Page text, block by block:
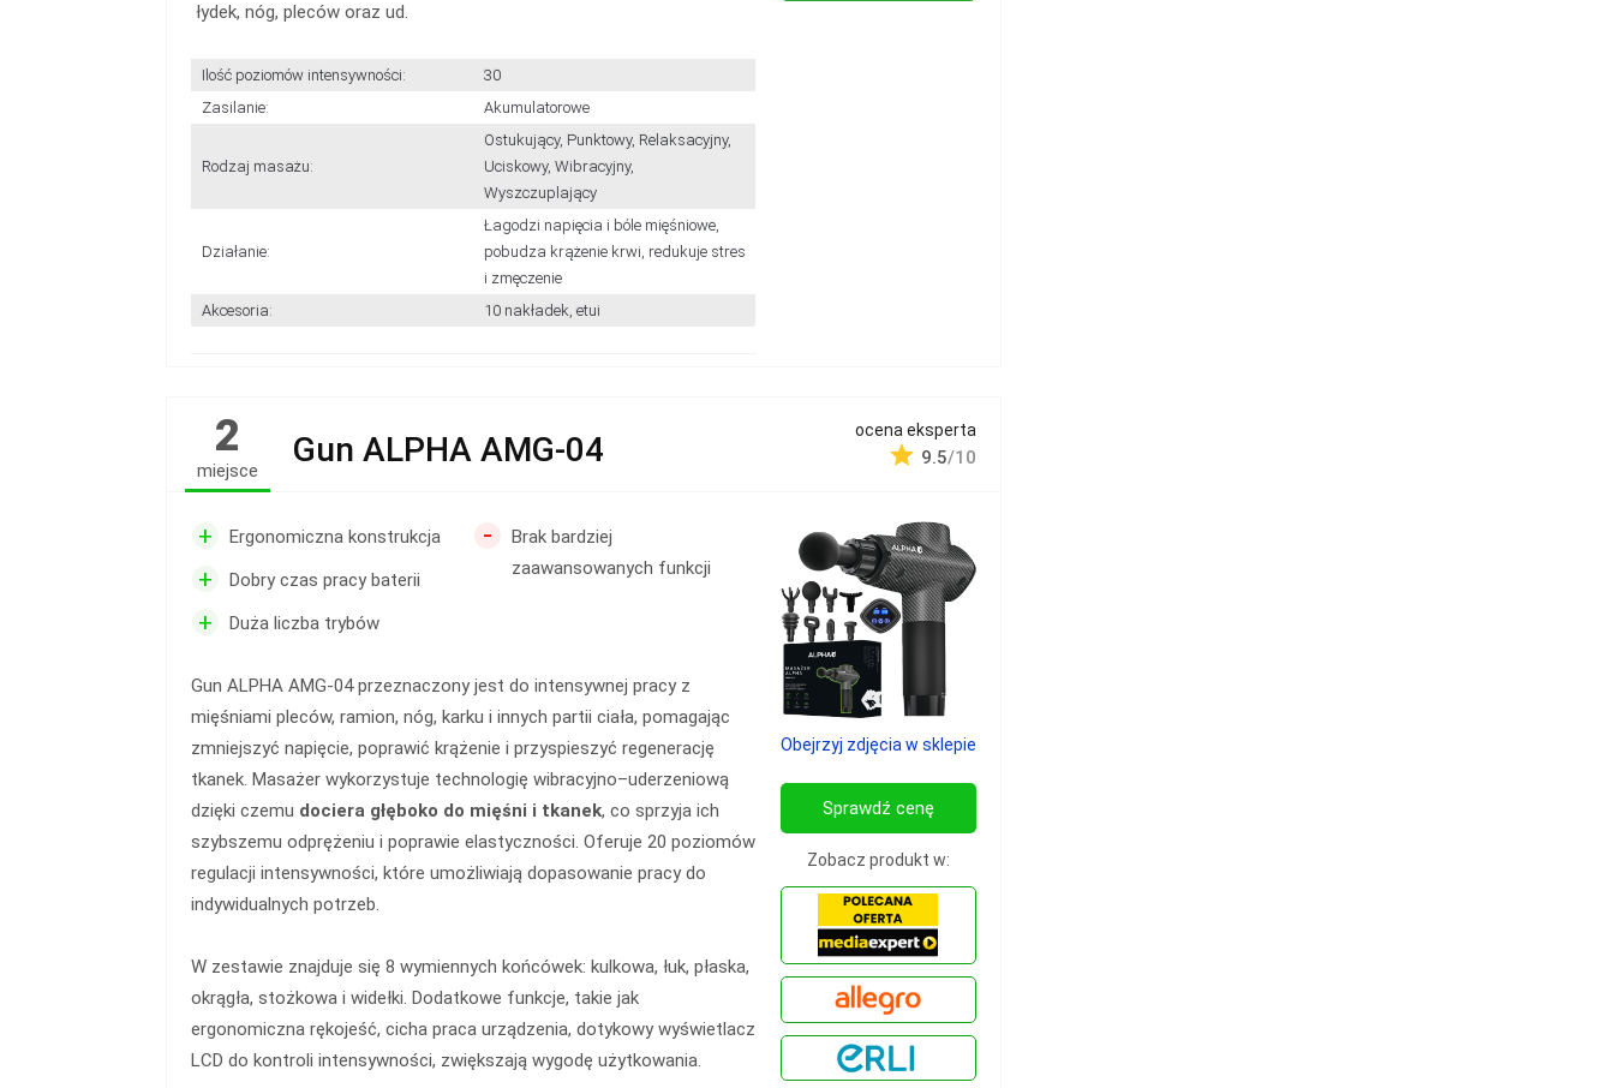
łydek, nóg, pleców oraz ud.
Ilość poziomów intensywności:
30
Zasilanie:
Akumulatorowe
Rodzaj masażu:
Ostukujący, Punktowy, Relaksacyjny,
Uciskowy, Wibracyjny,
Wyszczuplający
Działanie:
Łagodzi napięcia i bóle mięśniowe,
pobudza krążenie krwi, redukuje stres
i zmęczenie
Akcesoria:
10 nakładek, etui
2
miejsce
Gun ALPHA AMG-04 ocena eksperta
9.5/10
+ Ergonomiczna konstrukcja
+ Dobry czas pracy baterii
+ Duża liczba trybów
-
Brak bardziej
zaawansowanych funkcji
Gun ALPHA AMG-04 przeznaczony jest do intensywnej pracy z
mięśniami pleców, ramion, nóg, karku i innych partii ciała, pomagając
zmniejszyć napięcie, poprawić krążenie i przyspieszyć regenerację
tkanek. Masażer wykorzystuje technologię wibracyjno–uderzeniową
dzięki czemu dociera głęboko do mięśni i tkanek, co sprzyja ich
szybszemu odprężeniu i poprawie elastyczności. Oferuje 20 poziomów
regulacji intensywności, które umożliwiają dopasowanie pracy do
indywidualnych potrzeb.
W zestawie znajduje się 8 wymiennych końcówek: kulkowa, łuk, płaska,
okrągła, stożkowa i widełki. Dodatkowe funkcje, takie jak
ergonomiczna rękojeść, cicha praca urządzenia, dotykowy wyświetlacz
LCD do kontroli intensywności, zwiększają wygodę użytkowania.
Obejrzyj zdjęcia w sklepie
Sprawdź cenę
Zobacz produkt w: